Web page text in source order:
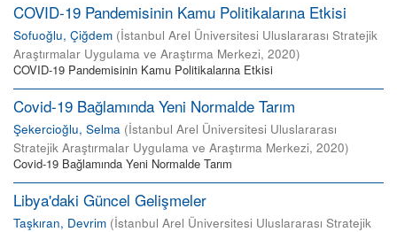
COVID-19 Pandemisinin Kamu Politikalarına Etkisi
Sofuoğlu, Çiğdem (İstanbul Arel Üniversitesi Uluslararası Stratejik
Araştırmalar Uygulama ve Araştırma Merkezi, 2020)
COVID-19 Pandemisinin Kamu Politikalarına Etkisi
Covid-19 Bağlamında Yeni Normalde Tarım
Şekercioğlu, Selma (İstanbul Arel Üniversitesi Uluslararası
Stratejik Araştırmalar Uygulama ve Araştırma Merkezi, 2020)
Covid-19 Bağlamında Yeni Normalde Tarım
Libya'daki Güncel Gelişmeler
Taşkıran, Devrim (İstanbul Arel Üniversitesi Uluslararası Stratejik